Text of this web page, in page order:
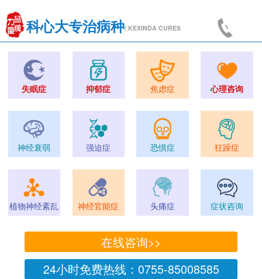
科心大专治病种/ KEXINDA CURES
失眠症 抑郁症 焦虑症 心理咨询
神经衰弱 强迫症 恐惧症 狂躁症
植物神经紊乱 神经官能症 头痛症 症状咨询
在线咨询>>
24小时免费热线：0755-85008585